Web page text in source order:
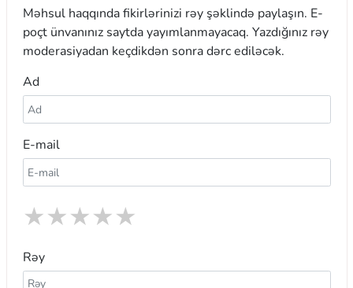
Məhsul haqqında fikirlərinizi rəy şəklində paylaşın. E-
poçt ünvanınız saytda yayımlanmayacaq. Yazdığınız rəy
moderasiyadan keçdikdən sonra dərc ediləcək.
Ad
E-mail
★
★
★
★
★
Rəy